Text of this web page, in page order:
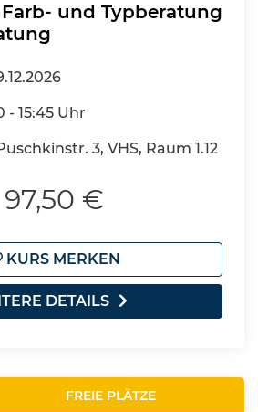
und Typberatung
- 15:45 Uhr
3, VHS, Raum 1.12
97,50 €
KURS MERKEN
DETAILS
FREIE PLÄTZE